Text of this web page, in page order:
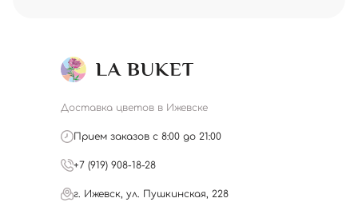
Доставка цветов в Ижевске
Прием заказов с 8:00 до 21:00
+7 (919) 908-18-28
г. Ижевск, ул. Пушкинская, 228